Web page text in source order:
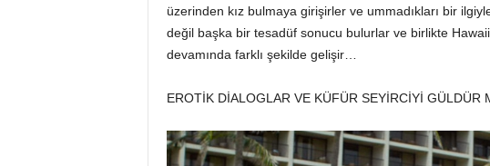
üzerinden kız bulmaya girişirler ve ummadıkları bir
değil başka bir tesadüf sonucu bulurlar ve birlikte
devamında farklı şekilde gelişir…
EROTİK DİALOGLAR VE KÜFÜR SEYİRCİYİ GÜLDÜR